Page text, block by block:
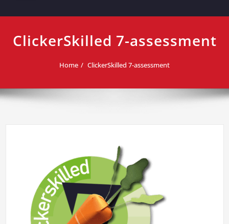
ClickerSkilled 7-assessment
Home ClickerSkilled 7-assessment